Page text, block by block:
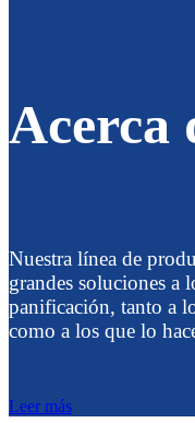
Acerca
Nuestra línea de
grandes soluciones a
panificación, tanto a
como a los que lo
Leer más